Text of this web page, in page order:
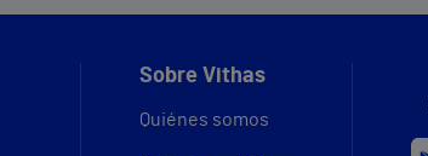
Sobre Vithas
Quiénes somos